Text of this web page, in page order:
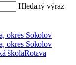
Hledaný výraz
školaRotava